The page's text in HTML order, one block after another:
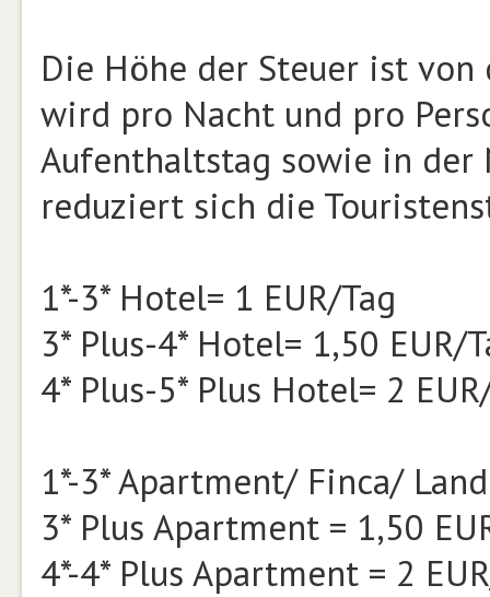
Die Höhe der Steuer ist
wird pro Nacht und pro
Aufenthaltstag sowie in der
reduziert sich die
1*-3* Hotel= 1 EUR/Tag
3* Plus-4* Hotel= 1,50 EUR/
4* Plus-5* Plus Hotel= 2
1*-3* Apartment/ Finca/
3* Plus Apartment = 1,50
4*-4* Plus Apartment = 2